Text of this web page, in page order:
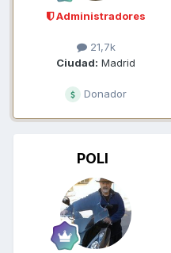
Administradores
21,7k
Ciudad: Madrid
Donador
POLI